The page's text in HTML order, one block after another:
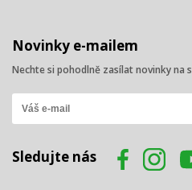
Novinky e-mailem
Nechte si pohodlně zasílat novinky na
Sledujte nás